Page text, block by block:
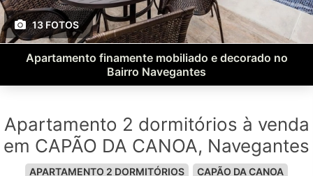
13 FOTOS
Apartamento finamente mobiliado e decorado no
Bairro Navegantes
Apartamento 2 dormitórios à venda
em CAPÃO DA CANOA, Navegantes
APARTAMENTO 2 DORMITÓRIOS
CAPÃO DA CANOA